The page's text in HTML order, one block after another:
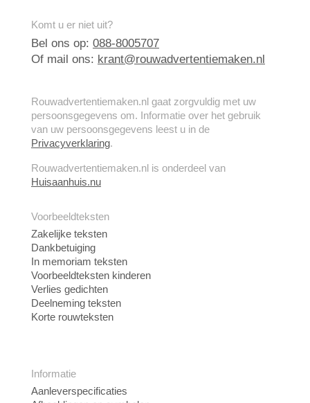
Komt u er niet uit?
Bel ons op: 088-8005707
Of mail ons: krant@rouwadvertentiemaken.nl
Rouwadvertentiemaken.nl gaat zorgvuldig met uw
persoonsgegevens om. Informatie over het gebruik
van uw persoonsgegevens leest u in de
Privacyverklaring.
Rouwadvertentiemaken.nl is onderdeel van
Huisaanhuis.nu
Voorbeeldteksten
Zakelijke teksten
Dankbetuiging
In memoriam teksten
Voorbeeldteksten kinderen
Verlies gedichten
Deelneming teksten
Korte rouwteksten
Informatie
Aanleverspecificaties